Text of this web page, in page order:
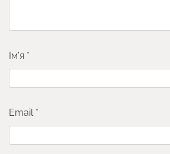
Ім'я *
Email *